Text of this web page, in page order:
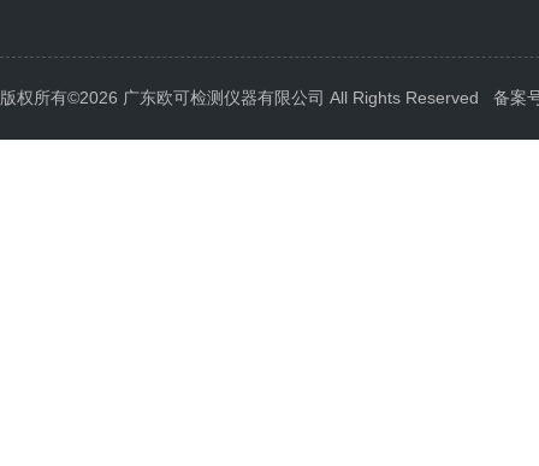
版权所有©2026 广东欧可检测仪器有限公司 All Rights Reserved 备案